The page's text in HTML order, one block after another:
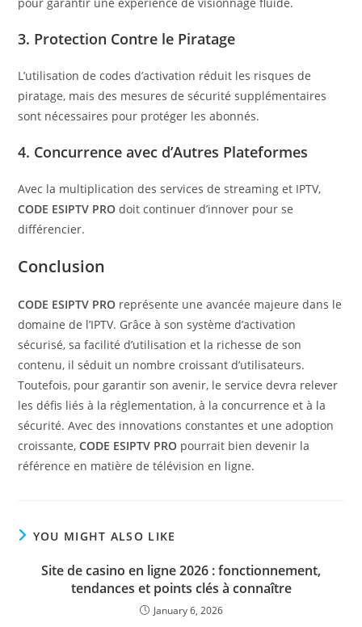
3. Protection Contre le Piratage
L’utilisation de codes d’activation réduit les risques de
piratage, mais des mesures de sécurité supplémentaires
sont nécessaires pour protéger les abonnés.
4. Concurrence avec d’Autres Plateformes
Avec la multiplication des services de streaming et IPTV,
CODE ESIPTV PRO doit continuer d’innover pour se
différencier.
Conclusion
CODE ESIPTV PRO représente une avancée majeure dans le
domaine de l’IPTV. Grâce à son système d’activation
sécurisé, sa facilité d’utilisation et la richesse de son
contenu, il séduit un nombre croissant d’utilisateurs.
Toutefois, pour garantir son avenir, le service devra relever
les défis liés à la réglementation, à la concurrence et à la
sécurité. Avec des innovations constantes et une adoption
croissante,CODE ESIPTV PRO pourrait bien devenir la
référence en matière de télévision en ligne.
YOU MIGHT ALSO LIKE
Site de casino en ligne 2026 : fonctionnement,
tendances et points clés à connaître
January 6, 2026